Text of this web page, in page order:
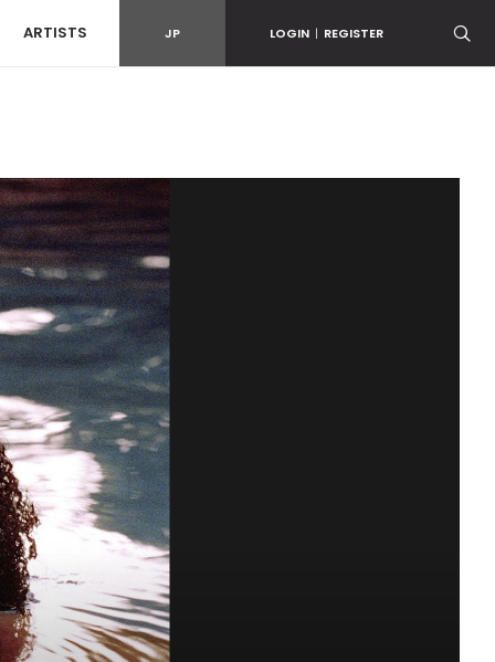
ARTISTS JP LOGIN | REGISTER